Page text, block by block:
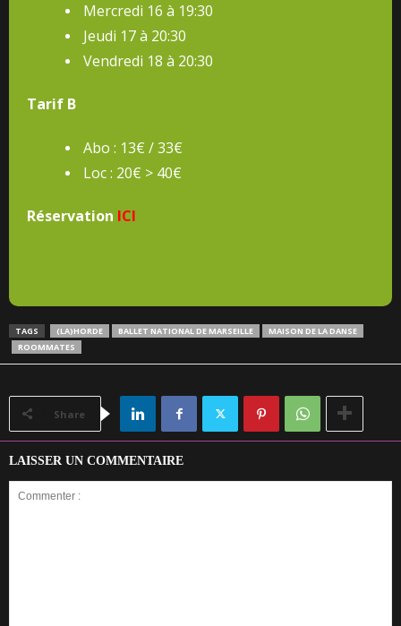
Mercredi 16 à 19:30
Jeudi 17 à 20:30
Vendredi 18 à 20:30
Tarif B
Abo : 13€ / 33€
Loc : 20€ > 40€
Réservation ICI
TAGS (LA)HORDE BALLET NATIONAL DE MARSEILLE
MAISON DE LA DANSE
ROOMMATES
Share
LAISSER UN COMMENTAIRE